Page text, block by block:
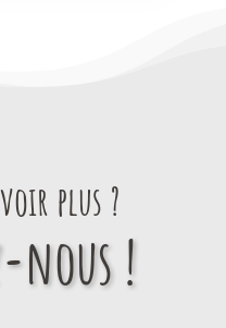
plus ?
nous !